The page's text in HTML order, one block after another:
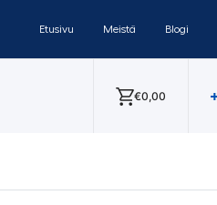
Etusivu Meistä Blogi
€0,00